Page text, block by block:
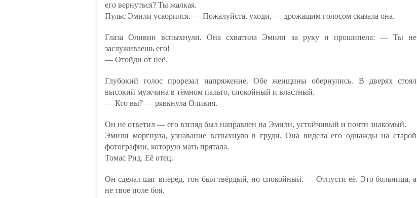
его вернуться? Ты жалкая.
Пульс Эмили ускорился. — Пожалуйста, уходи, — дрожащим голосом сказала она.
Глаза Оливии вспыхнули. Она схватила Эмили за руку и прошипела: — Ты не
заслуживаешь его!
— Отойди от неё.
Глубокий голос прорезал напряжение. Обе женщины обернулись. В дверях стоял
высокий мужчина в тёмном пальто, спокойный и властный.
— Кто вы? — рявкнула Оливия.
Он не ответил — его взгляд был направлен на Эмили, устойчивый и почти знакомый.
Эмили моргнула, узнавание вспыхнуло в груди. Она видела его однажды на старой
фотографии, которую мать прятала.
Томас Рид. Её отец.
Он сделал шаг вперёд, тон был твёрдый, но спокойный. — Отпусти её. Это больница, а
не твое поле боя.